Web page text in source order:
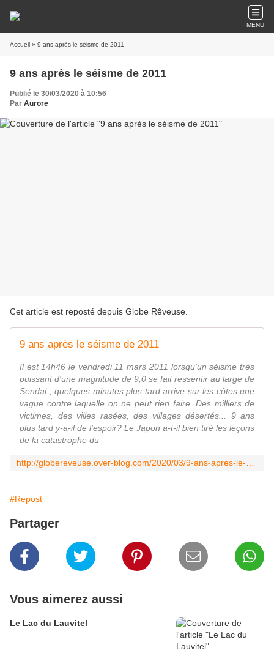
MENU
Accueil » 9 ans après le séisme de 2011
9 ans après le séisme de 2011
Publié le 30/03/2020 à 10:56
Par Aurore
Cet article est reposté depuis Globe Rêveuse
9 ans après le séisme de 2011
Il est 14h46 le vendredi 11 mars 2011 lorsqu'un séisme très
puissant d'une magnitude de 9,0 se fait ressentir au large de
Sendai ; quelques minutes plus tard arrive sur les côtes une
vague contre laquelle on ne peut rien faire. Des milliers de
victimes, des villes rasées, des villages désertés... 9 ans
plus tard y-a-il de l'espoir? Le Japon a-t-il bien tiré les leçons
de la catastrophe du
#Repost
Partager
Vous aimerez aussi
Le Lac du Lauvitel